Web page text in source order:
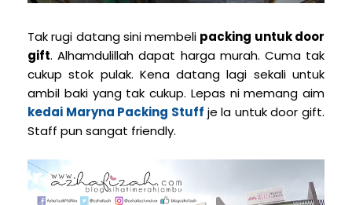
Tak rugi datang sini membeli packing untuk door
gift. Alhamdulillah dapat harga murah. Cuma tak
cukup stok pulak. Kena datang lagi sekali untuk
ambil baki yang tak cukup. Lepas ni memang aim
kedai Maryna Packing Stuff je la untuk door gift.
Staff pun sangat friendly.